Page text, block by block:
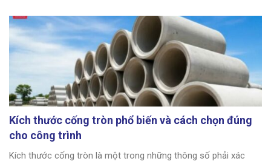
Kích thước cống tròn phổ biến và cách chọn đúng
cho công trình
Kích thước cống tròn là một trong những thông số phải xác